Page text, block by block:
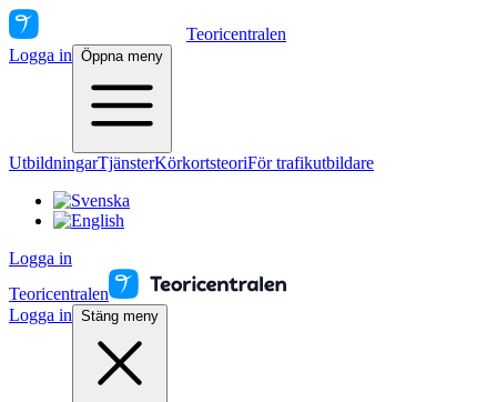
Teoricentralen
Logga in Öppna meny
UtbildningarTjänsterKörkortsteoriFör trafikutbildare
Logga in
Teoricentralen
Logga in Stäng meny